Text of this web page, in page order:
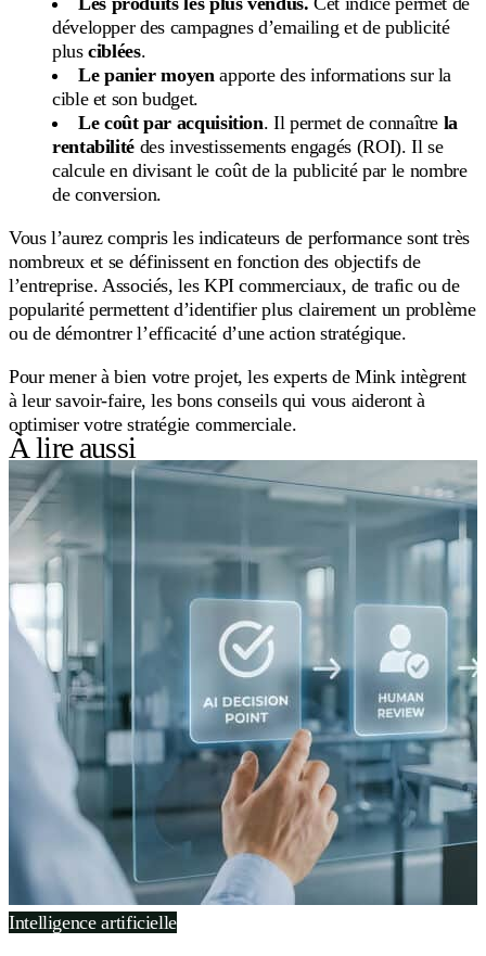
développer des campagnes d’emailing et de publicité
plusciblées.
Le panier moyen apporte des informations sur la
cible et son budget.
Le coût par acquisition. Il permet de connaître la
rentabilité des investissements engagés (ROI). Il se
calcule en divisant le coût de la publicité par le nombre
de conversion.
Vous l’aurez compris les indicateurs de performance sont très
nombreux et se définissent en fonction des objectifs de
l’entreprise. Associés, les KPI commerciaux, de trafic ou de
popularité permettent d’identifier plus clairement un problème
ou de démontrer l’efficacité d’une action stratégique.
Pour mener à bien votre projet, les experts de Mink intègrent
à leur savoir-faire, les bons conseils qui vous aideront à
optimiser votre stratégie commerciale.
À lire aussi
Intelligence artificielle